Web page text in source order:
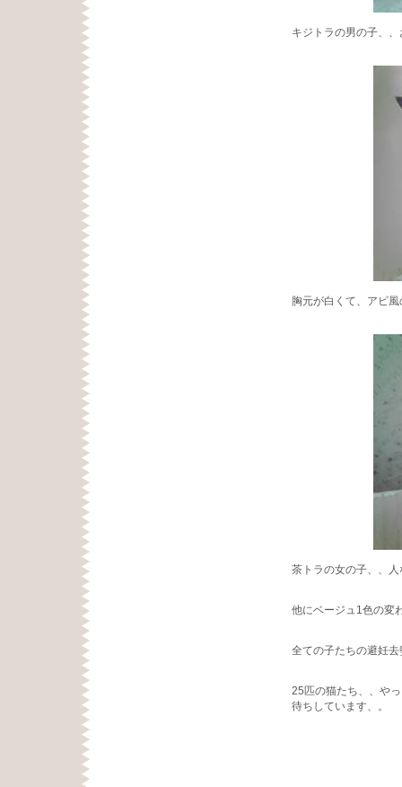
キジトラの男の子、
胸元が白くて、アビ
茶トラの女の子、、
他にベージュ1色の変
全ての子たちの避妊
25匹の猫たち、、や
待ちしています、。